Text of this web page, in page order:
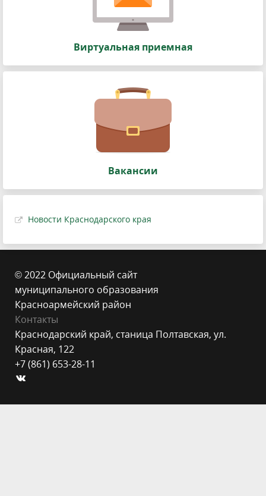
Виртуальная приемная
Вакансии
Новости Краснодарского края
© 2022 Официальный сайт
муниципального образования
Красноармейский район
Контакты
Краснодарский край, станица Полтавская, ул.
Красная, 122
+7 (861) 653-28-11